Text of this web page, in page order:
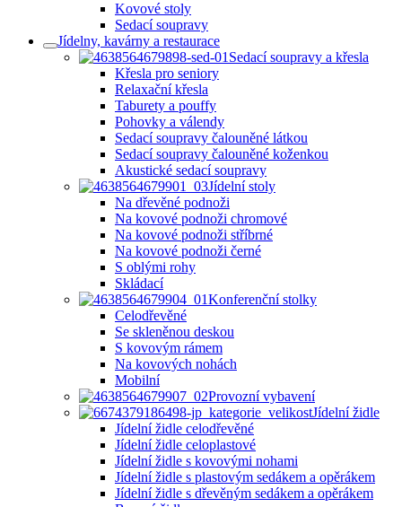
Kovové stoly
Sedací soupravy
Jídelny, kavárny a restaurace
Sedací soupravy a křesla
Křesla pro seniory
Relaxační křesla
Taburety a pouffy
Pohovky a válendy
Sedací soupravy čalouněné látkou
Sedací soupravy čalouněné koženkou
Akustické sedací soupravy
Jídelní stoly
Na dřevěné podnoži
Na kovové podnoži chromové
Na kovové podnoži stříbrné
Na kovové podnoži černé
S oblými rohy
Skládací
Konferenční stolky
Celodřevěné
Se skleněnou deskou
S kovovým rámem
Na kovových nohách
Mobilní
Provozní vybavení
Jídelní židle
Jídelní židle celodřevěné
Jídelní židle celoplastové
Jídelní židle s kovovými nohami
Jídelní židle s plastovým sedákem a opěrákem
Jídelní židle s dřevěným sedákem a opěrákem